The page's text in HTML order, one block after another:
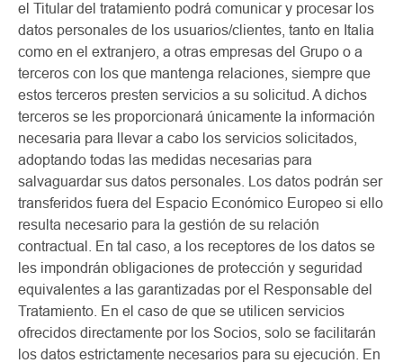
el Titular del tratamiento podrá comunicar y procesar los
datos personales de los usuarios/clientes, tanto en Italia
como en el extranjero, a otras empresas del Grupo o a
terceros con los que mantenga relaciones, siempre que
estos terceros presten servicios a su solicitud. A dichos
terceros se les proporcionará únicamente la información
necesaria para llevar a cabo los servicios solicitados,
adoptando todas las medidas necesarias para
salvaguardar sus datos personales. Los datos podrán ser
transferidos fuera del Espacio Económico Europeo si ello
resulta necesario para la gestión de su relación
contractual. En tal caso, a los receptores de los datos se
les impondrán obligaciones de protección y seguridad
equivalentes a las garantizadas por el Responsable del
Tratamiento. En el caso de que se utilicen servicios
ofrecidos directamente por los Socios, solo se facilitarán
los datos estrictamente necesarios para su ejecución. En